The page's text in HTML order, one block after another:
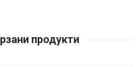
продукти